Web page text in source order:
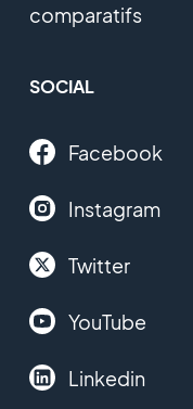
comparatifs
SOCIAL
Facebook
Instagram
Twitter
YouTube
Linkedin